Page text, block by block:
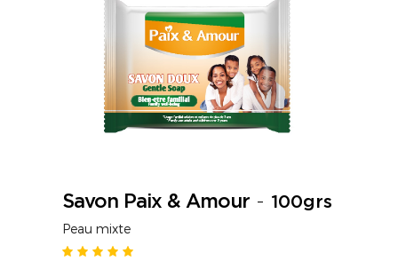
Savon Paix & Amour- 100grs
Peau mixte